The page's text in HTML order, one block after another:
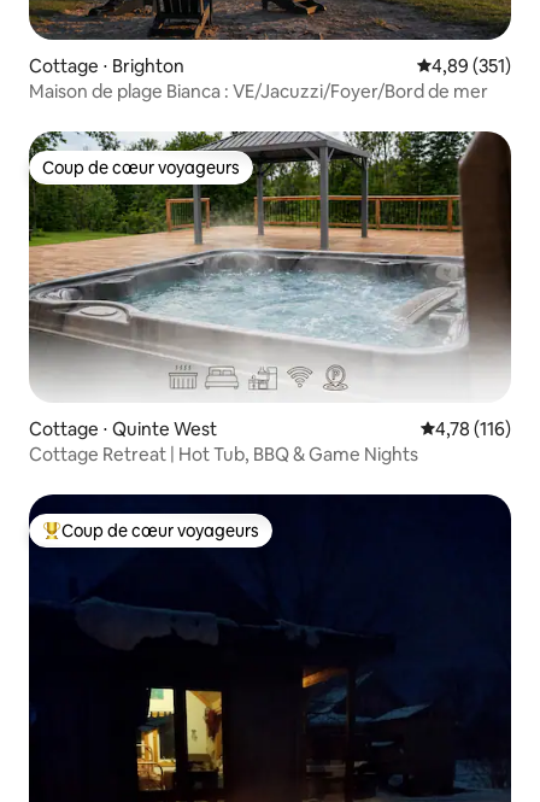
Cottage ⋅ Brighton Évaluation
4,89 (351)
Maison de plage Bianca : VE/Jacuzzi/Foyer/Bord de mer
Coup de cœur voyageurs
Coup de cœur voyageurs
Cottage ⋅ Quinte West Évaluation
4,78 (116)
Cottage Retreat | Hot Tub, BBQ & Game Nights
Coups de cœur voyageurs les plus appréciés
Coup de cœur voyageurs